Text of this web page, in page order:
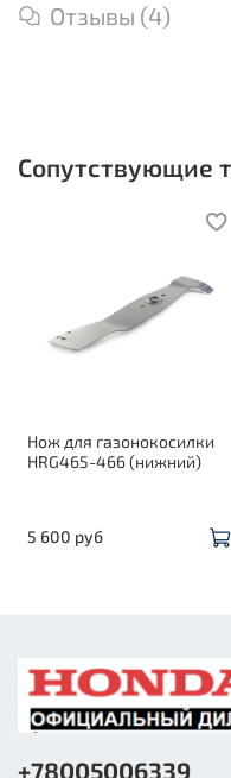
Отзывы (4)
Сопутствующие
Нож для газонокосилки
HRG465-466 (нижний)
5 600 руб
+78005006339